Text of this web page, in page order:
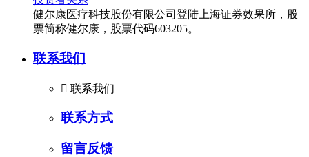
健尔康医疗科技股份有限公司登陆上海证券效果所，股
票简称健尔康，股票代码603205。
联系我们
 联系我们
联系方式
留言反馈